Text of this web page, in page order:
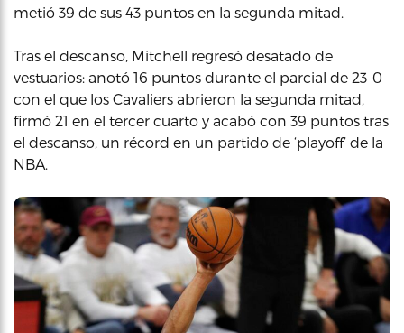
metió 39 de sus 43 puntos en la segunda mitad.
Tras el descanso, Mitchell regresó desatado de
vestuarios: anotó 16 puntos durante el parcial de 23-0
con el que los Cavaliers abrieron la segunda mitad,
firmó 21 en el tercer cuarto y acabó con 39 puntos tras
el descanso, un récord en un partido de ‘playoff’ de la
NBA.